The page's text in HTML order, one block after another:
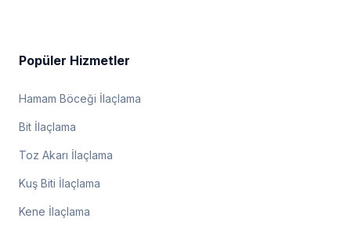
Popüler Hizmetler
Hamam Böceği İlaçlama
Bit İlaçlama
Toz Akarı İlaçlama
Kuş Biti İlaçlama
Kene İlaçlama